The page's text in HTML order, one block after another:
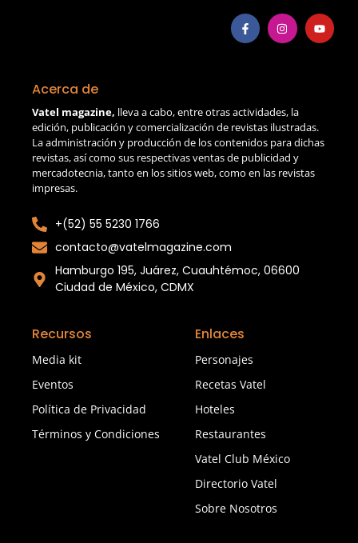
Acerca de
Vatel magazine, lleva a cabo, entre otras actividades, la
edición, publicación y comercialización de revistas ilustradas.
La administración y producción de los contenidos para dichas
revistas, así como sus respectivas ventas de publicidad y
mercadotecnia, tanto en los sitios web, como en las revistas
impresas.
+(52) 55 5230 1766
contacto@vatelmagazine.com
Hamburgo 195, Juárez, Cuauhtémoc, 06600
Ciudad de México, CDMX
Recursos
Media kit
Eventos
Política de Privacidad
Términos y Condiciones
Enlaces
Personajes
Recetas Vatel
Hoteles
Restaurantes
Vatel Club México
Directorio Vatel
Sobre Nosotros